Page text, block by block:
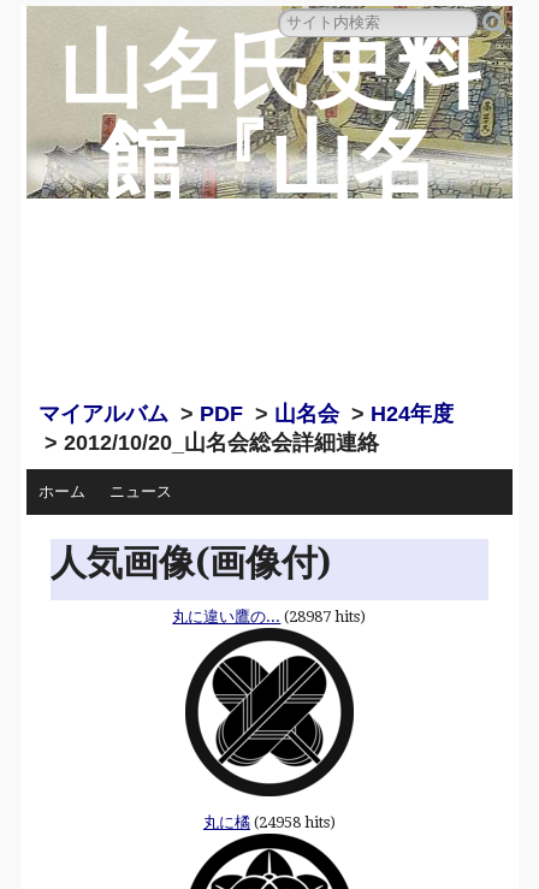
山名氏史料
館『山名
マイアルバム > PDF > 山名会> H24年度
> 2012/10/20_山名会総会詳細連絡
ホーム ニュース
人気画像(画像付)
丸に違い鷹の... (28987 hits)
丸に橘(24958 hits)